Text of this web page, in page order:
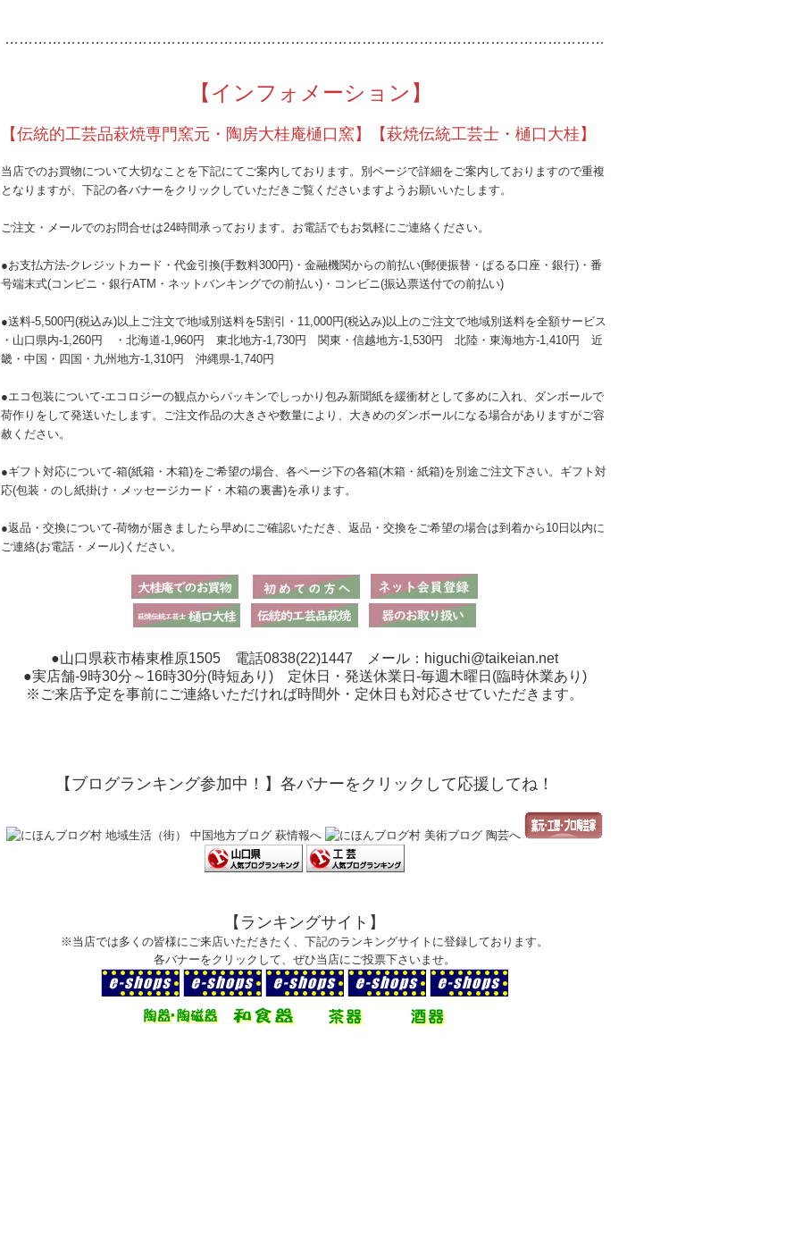
………… ……………………………………………………………………………………………………
【インフォメーション】
【伝統的工芸品萩焼専門窯元・陶房大桂庵樋口窯】【萩焼伝統工芸士・樋口大桂】
当店でのお買物について大切なことを下記にてご案内しております。別ページで詳細をご案内しておりますので重複
となりますが、下記の各バナーをクリックしていただきご覧くださいますようお願いいたします。
ご注文・メールでのお問合せは24時間承っております。お電話でもお気軽にご連絡ください。
●お支払方法-クレジットカード・代金引換(手数料300円)・金融機関からの前払い(郵便振替・ぱるる口座・銀行)・番
号端末式(コンビニ・銀行ATM・ネットバンキングでの前払い)・コンビニ(振込票送付での前払い)
●送料-5,500円(税込み)以上ご注文で地域別送料を5割引・11,000円(税込み)以上のご注文で地域別送料を全額サービス
・山口県内-1,260円 ・北海道-1,960円 東北地方-1,730円 関東・信越地方-1,530円 北陸・東海地方-1,410円 近
畿・中国・四国・九州地方-1,310円 沖縄県-1,740円
●エコ包装について-エコロジーの観点からパッキンでしっかり包み新聞紙を緩衝材として多めに入れ、ダンボールで
荷作りをして発送いたします。ご注文作品の大きさや数量により、大きめのダンボールになる場合がありますがご容
赦ください。
●ギフト対応について-箱(紙箱・木箱)をご希望の場合、各ページ下の各箱(木箱・紙箱)を別途ご注文下さい。ギフト対
応(包装・のし紙掛け・メッセージカード・木箱の裏書)を承ります。
●返品・交換について-荷物が届きましたら早めにご確認いただき、返品・交換をご希望の場合は到着から10日以内に
ご連絡(お電話・メール)ください。
●山口県萩市椿東椎原1505 電話0838(22)1447 メール：higuchi@taikeian.net
●実店舗-9時30分～16時30分(時短あり) 定休日・発送休業日-毎週木曜日(臨時休業あり)
※ご来店予定を事前にご連絡いただければ時間外・定休日も対応させていただきます。
【ブログランキング参加中！】各バナーをクリックして応援してね！
【ランキングサイト】
※当店では多くの皆様にご来店いただきたく、下記のランキングサイトに登録しております。
各バナーをクリックして、ぜひ当店にご投票下さいませ。